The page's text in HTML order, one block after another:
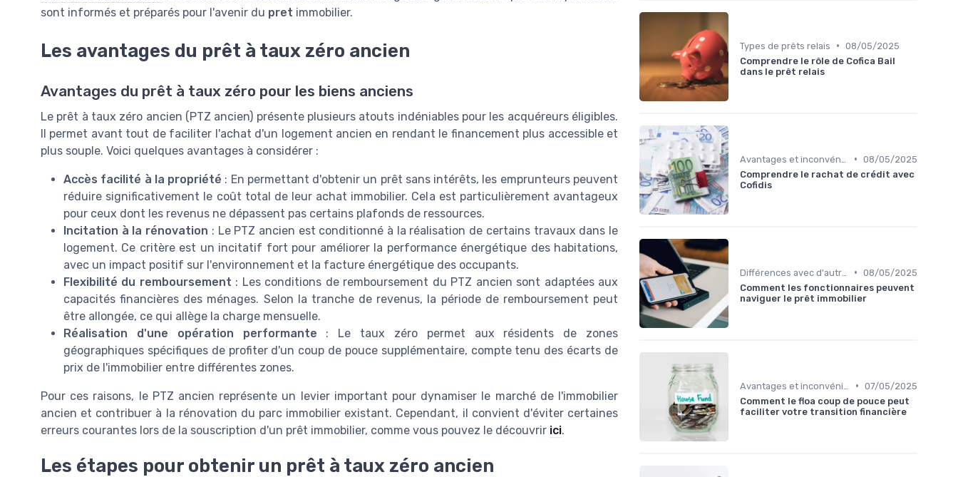
sont informés et préparés pour l'avenir du pret immobilier.
Les avantages du prêt à taux zéro ancien
Avantages du prêt à taux zéro pour les biens anciens
Le prêt à taux zéro ancien (PTZ ancien) présente plusieurs atouts indéniables pour les acquéreurs éligibles.
Il permet avant tout de faciliter l'achat d'un logement ancien en rendant le financement plus accessible et
plus souple. Voici quelques avantages à considérer :
Accès facilité à la propriété : En permettant d'obtenir un prêt sans intérêts, les emprunteurs peuvent
réduire significativement le coût total de leur achat immobilier. Cela est particulièrement avantageux
pour ceux dont les revenus ne dépassent pas certains plafonds de ressources.
Incitation à la rénovation : Le PTZ ancien est conditionné à la réalisation de certains travaux dans le
logement. Ce critère est un incitatif fort pour améliorer la performance énergétique des habitations,
avec un impact positif sur l'environnement et la facture énergétique des occupants.
Flexibilité du remboursement : Les conditions de remboursement du PTZ ancien sont adaptées aux
capacités financières des ménages. Selon la tranche de revenus, la période de remboursement peut
être allongée, ce qui allège la charge mensuelle.
Réalisation d'une opération performante : Le taux zéro permet aux résidents de zones
géographiques spécifiques de profiter d'un coup de pouce supplémentaire, compte tenu des écarts de
prix de l'immobilier entre différentes zones.
Pour ces raisons, le PTZ ancien représente un levier important pour dynamiser le marché de l'immobilier
ancien et contribuer à la rénovation du parc immobilier existant. Cependant, il convient d'éviter certaines
erreurs courantes lors de la souscription d'un prêt immobilier, comme vous pouvez le découvrir ici.
Les étapes pour obtenir un prêt à taux zéro ancien
Types de prêts relais • 08/05/2025
Comprendre le rôle de Cofica Bail
dans le prêt relais
• 08/05/2025
Comprendre le rachat de crédit avec
Cofidis
• 08/05/2025
Comment les fonctionnaires peuvent
naviguer le prêt immobilier
• 07/05/2025
Comment le floa coup de pouce peut
faciliter votre transition financière